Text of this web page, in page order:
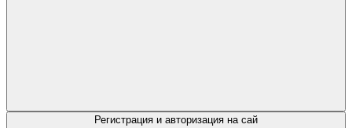
Регистрация и авторизация на сай